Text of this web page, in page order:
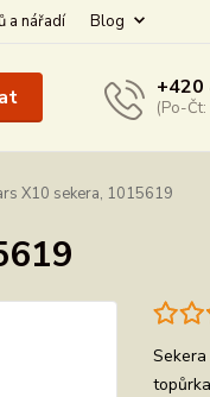
a nářadí Blog
+420
(Po-
X10 sekera, 1015619